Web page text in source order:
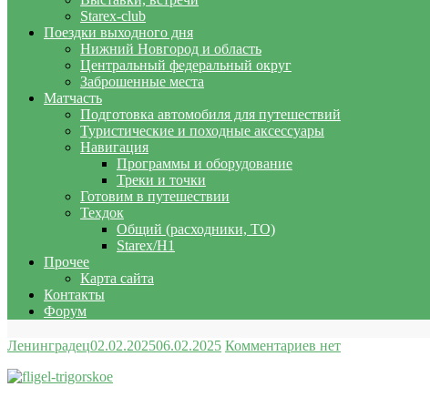
Starex-club
Поездки выходного дня
Нижний Новгород и область
Центральный федеральный округ
Заброшенные места
Матчасть
Подготовка автомобиля для путешествий
Туристические и походные аксессуары
Навигация
Программы и оборудование
Треки и точки
Готовим в путешествии
Техдок
Общий (расходники, ТО)
Starex/H1
Прочее
Карта сайта
Контакты
Форум
Ленинградец02.02.202506.02.2025 Комментариев нет